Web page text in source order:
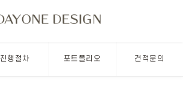
진행절차 포트폴리오 견적문의